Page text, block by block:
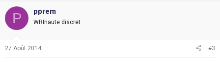
P pprem
WRInaute discret
27 Août 2014 #3